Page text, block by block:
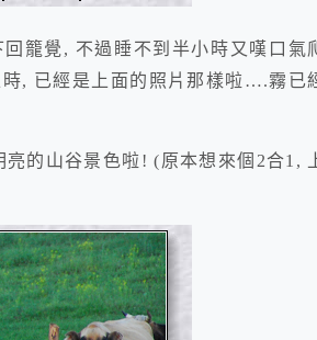
籠覺, 不過睡不到半小時又嘆口氣
, 已經是上面的照片那樣啦….霧已
的山谷景色啦! (原本想來個2合1,